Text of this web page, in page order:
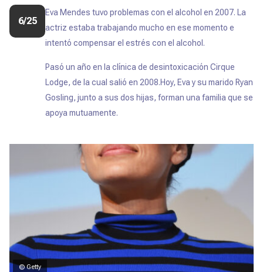
6/25
Eva Mendes tuvo problemas con el alcohol en 2007. La
actriz estaba trabajando mucho en ese momento e
intentó compensar el estrés con el alcohol.
Pasó un año en la clínica de desintoxicación Cirque
Lodge, de la cual salió en 2008.Hoy, Eva y su marido Ryan
Gosling, junto a sus dos hijas, forman una familia que se
apoya mutuamente.
© Getty